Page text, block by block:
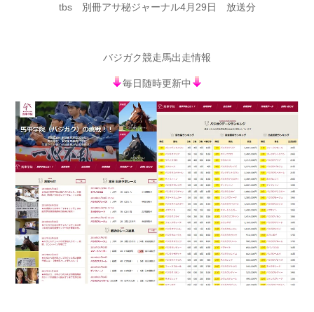
tbs 別冊アサ秘ジャーナル4月29日 放送分
バジガク競走馬出走情報
毎日随時更新中